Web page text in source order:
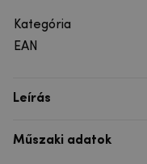
Kategória
EAN
Leírás
Műszaki adatok